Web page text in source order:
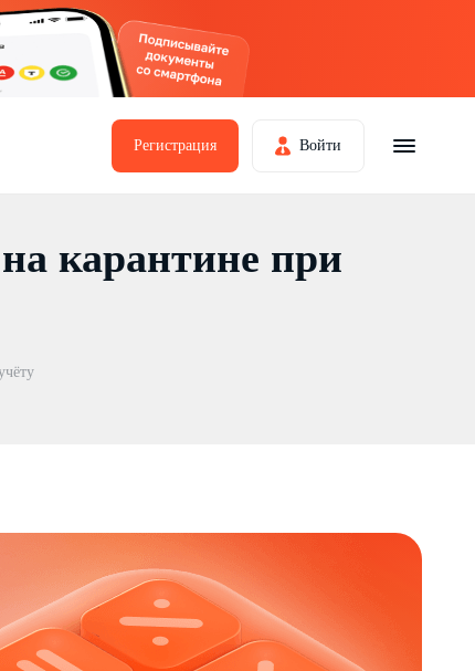
Регистрация Войти
карантине при